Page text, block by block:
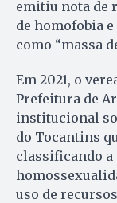
emitiu nota de
de homofobia
como “massa
Em 2021, o
Prefeitura de
institucional
do Tocantins
classificando a
uso de